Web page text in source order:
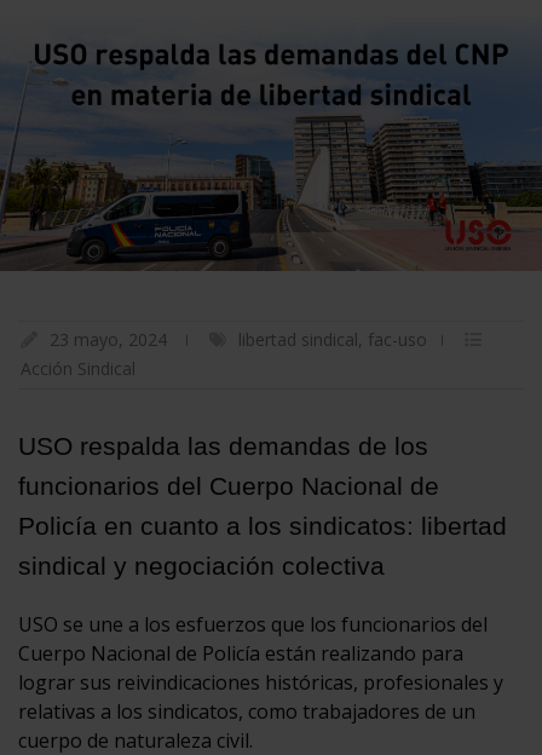
23 mayo, 2024 libertad sindical, fac-uso
Acción Sindical
USO respalda las demandas de los
funcionarios del Cuerpo Nacional de
Policía en cuanto a los sindicatos: libertad
sindical y negociación colectiva
USO se une a los esfuerzos que los funcionarios del
Cuerpo Nacional de Policía están realizando para
lograr sus reivindicaciones históricas, profesionales y
relativas a los sindicatos, como trabajadores de un
cuerpo de naturaleza civil.